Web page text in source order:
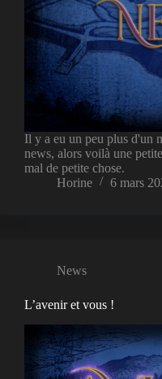
Il y a eu un peu plus d'un
news, alors voilà une
mal de petite chose.
Horine
6 mars
News
L’avenir et vous !